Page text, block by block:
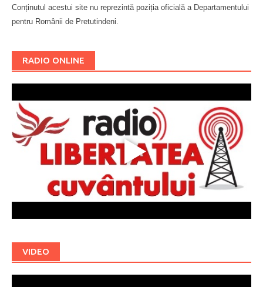
Conținutul acestui site nu reprezintă poziția oficială a Departamentului
pentru Românii de Pretutindeni.
RADIO ONLINE
VIDEO